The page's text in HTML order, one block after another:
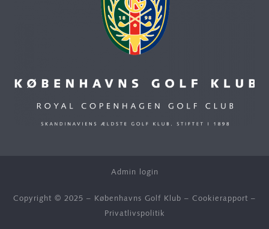
Admin login
Copyright © 2025 – Københavns Golf Klub – Cookierapport –
Privatlivspolitik